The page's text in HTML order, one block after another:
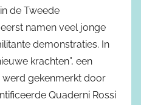
de Tweede
namen veel jonge
demonstraties. In
krachten”, een
werd gekenmerkt door
Quaderni Rossi